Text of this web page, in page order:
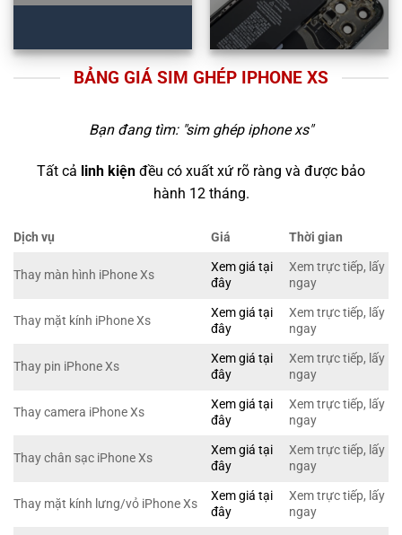
BẢNG GIÁ SIM GHÉP IPHONE XS
Bạn đang tìm: "sim ghép iphone xs"
Tất cả linh kiện đều có xuất xứ rõ ràng và được bảo
hành 12 tháng.
Dịch vụ Giá Thời gian
Thay màn hình iPhone Xs
Xem giá tại
đây
Xem trực tiếp, lấy
ngay
Thay mặt kính iPhone Xs
Xem giá tại
đây
Xem trực tiếp, lấy
ngay
Thay pin iPhone Xs
Xem giá tại
đây
Xem trực tiếp, lấy
ngay
Thay camera iPhone Xs
Xem giá tại
đây
Xem trực tiếp, lấy
ngay
Thay chân sạc iPhone Xs
Xem giá tại
đây
Xem trực tiếp, lấy
ngay
Thay mặt kính lưng/vỏ iPhone Xs
Xem giá tại
đây
Xem trực tiếp, lấy
ngay